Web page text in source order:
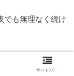
でも無理なく続け
に垂れたりするス
サイドバー